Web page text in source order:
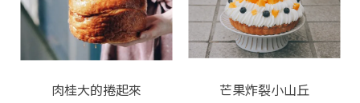
肉桂大的捲起來 芒果炸裂小山丘